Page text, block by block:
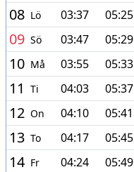
08 Lö 03:37 05:25
09 Sö 03:47 05:29
10 Må 03:55 05:33
11 Ti 04:03 05:37
12 On 04:10 05:41
13 To 04:17 05:45
14 Fr 04:24 05:49